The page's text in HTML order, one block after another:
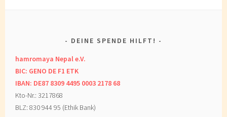
DEINE SPENDE HILFT!
hamromaya Nepal e.V.
BIC: GENO DE F1 ETK
IBAN: DE87 8309 4495 0003 2178 68
Kto-Nr.: 3217868
BLZ: 830 944 95 (Ethik Bank)